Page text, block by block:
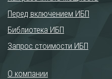
Перед включением ИБП
Библиотека ИБП
Запрос стоимости ИБП
О компании